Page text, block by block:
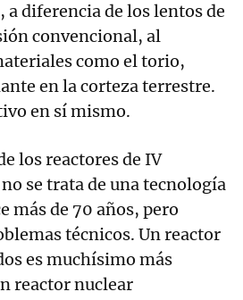
diferencia de los lentos de
convencional, al
como el torio,
en la corteza terrestre.
en sí mismo.
los reactores de IV
se trata de una tecnología
más de 70 años, pero
técnicos. Un reactor
es muchísimo más
reactor nuclear